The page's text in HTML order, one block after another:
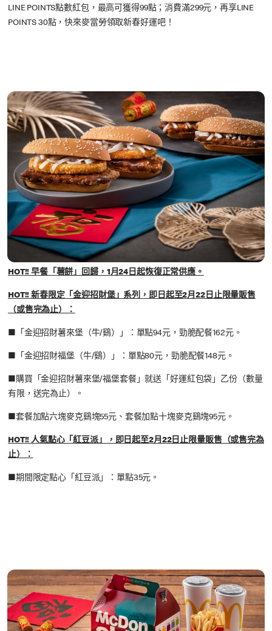
LINE POINTS點數紅包，最高可獲得99點；消費滿299元，再享LINE
POINTS 30點，快來麥當勞領取新春好運吧！
HOT!! 早餐「薯餅」回歸，1月24日起恢復正常供應。
HOT!! 新春限定「金迎招財堡」系列，即日起至2月22日止限量販售
（或售完為止）：
■「金迎招財薯來堡（牛/鷄）」：單點94元，勁脆配餐162元。
■「金迎招財福堡（牛/鷄）」：單點80元，勁脆配餐148元。
■購買「金迎招財薯來堡/福堡套餐」就送「好運紅包袋」乙份（數量
有限，送完為止）。
■套餐加點六塊麥克鷄塊55元、套餐加點十塊麥克鷄塊95元。
HOT!! 人氣點心「紅豆派」，即日起至2月22日止限量販售（或售完為
止）：
■期間限定點心「紅豆派」：單點35元。